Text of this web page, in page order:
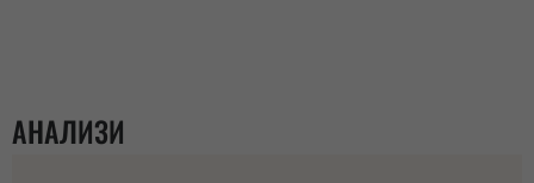
АНАЛИЗИ